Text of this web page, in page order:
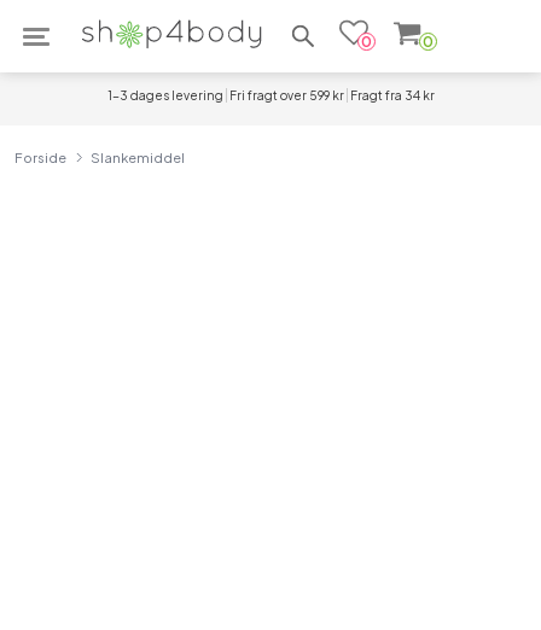
Søg efter produkter
0 0
1-3 dages levering Fri fragt over 599 kr Fragt fra 34 kr
Forside Slankemiddel